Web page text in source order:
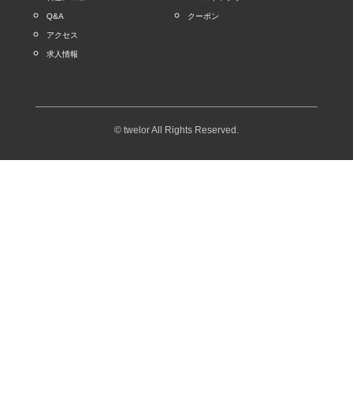
Q&A
アクセス
求人情報
クーポン
© twelor All Rights Reserved.